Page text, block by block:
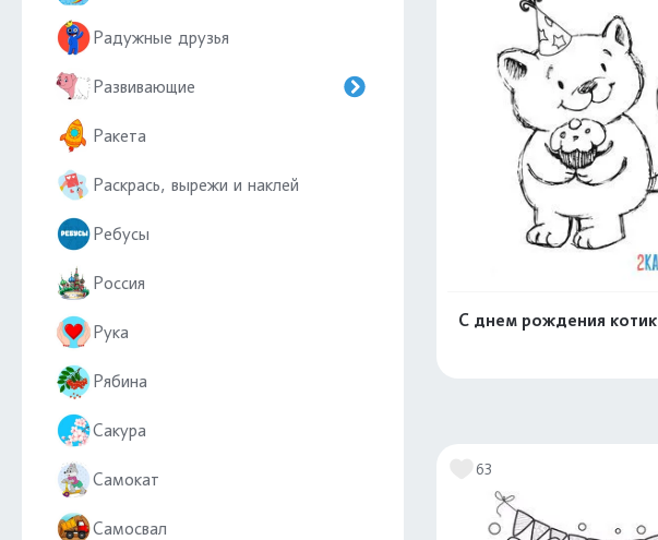
Радужные друзья
Развивающие
Ракета
Раскрась, вырежи и наклей
Ребусы
Россия
Рука
Рябина
Сакура
Самокат
Самосвал
С днем рождения котик
63